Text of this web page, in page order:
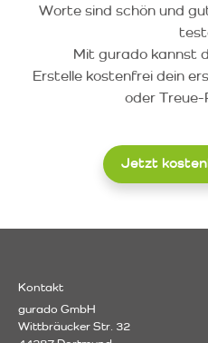
Worte sind schön und
Mit gurado kannst
Erstelle kostenfrei dein
oder
Jetzt
Kontakt
gurado GmbH
Wittbräucker Str. 32